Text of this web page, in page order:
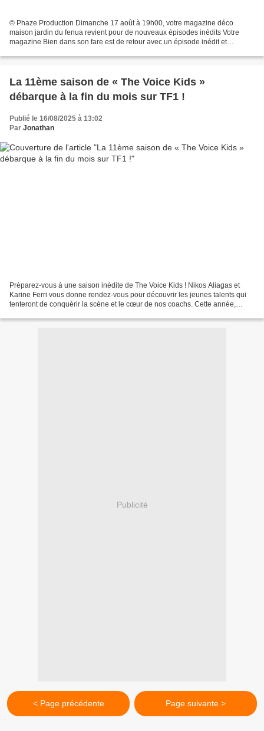
© Phaze Production Dimanche 17 août à 19h00, votre magazine déco
maison jardin du fenua revient pour de nouveaux épisodes inédits Votre
magazine Bien dans son fare est de retour avec un épisode inédit et
La 11ème saison de « The Voice Kids »
débarque à la fin du mois sur TF1 !
Publié le 16/08/2025 à 13:02
Par Jonathan
Préparez-vous à une saison inédite de The Voice Kids ! Nikos Aliagas et
Karine Ferri vous donne rendez-vous pour découvrir les jeunes talents qui
tenteront de conquérir la scène et le cœur de nos coachs. Cette année,
Publicité
< Page précédente Page suivante >